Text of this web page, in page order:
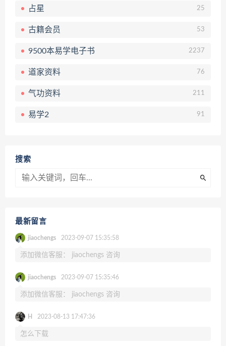
占星 25
古籍会员 53
9500本易学电子书 2237
道家资料 76
气功资料 211
易学2 91
搜索
最新留言
jiaochengs 2023-09-07 15:35:58
添加微信客服： jiaochengs 咨询
jiaochengs 2023-09-07 15:35:46
添加微信客服： jiaochengs 咨询
H 2023-08-13 17:47:36
怎么下载